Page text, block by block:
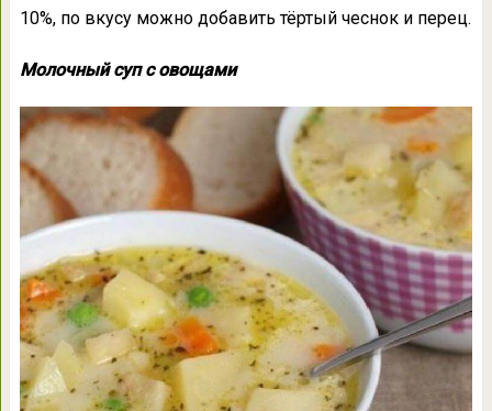
10%, по вкусу можно добавить тёртый чеснок и перец.
Молочный суп с овощами